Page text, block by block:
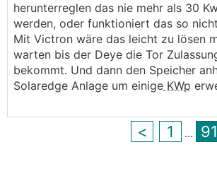
Die Verkabelung ist seitens Victron
beschrieben.
Hier wird empfohlen das K1 Relais
verwenden.
Das ist in meinen Augen aber
"open Collector" ist, der ein Relais
Das blaue AUX-Relais ist hingegen
einfacher pot. freier Umschalter.
herunterreglen das nie mehr als 30
werden, oder funktioniert das so
Mit Victron wäre das leicht zu lösen
warten bis der Deye die Tor
bekommt. Und dann den Speicher
Solaredge Anlage um einige KWp
< 1 ... 91